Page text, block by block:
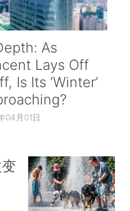
As
Lays Off
Is Its ‘Winter’
04月01日